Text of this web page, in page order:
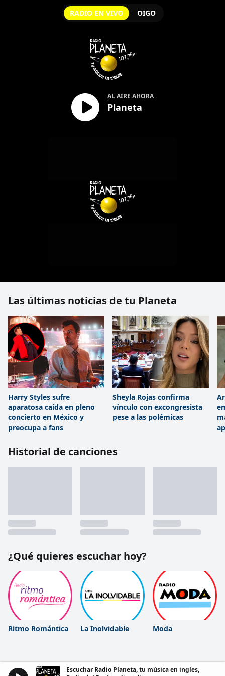
RADIO EN VIVO OIGO
AL AIRE AHORA
Planeta
Las últimas noticias de tu Planeta
Harry Styles sufre
aparatosa caída en pleno
concierto en México y
preocupa a fans
Sheyla Rojas confirma
vínculo con excongresista
pese a las polémicas
Historial de canciones
¿Qué quieres escuchar hoy?
Ritmo Romántica La Inolvidable Moda
Escuchar Radio Planeta, tu música en ingles,